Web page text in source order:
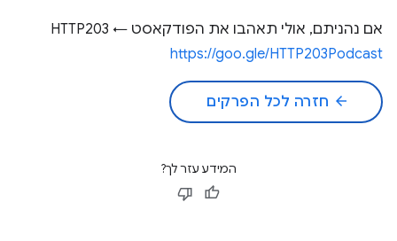
אם נהניתם, אולי תאהבו את הפודקאסט HTTP203 ←
https://goo.gle/HTTP203Podcast
arrow_back חזרה לכל הפרקים
המידע עזר לך?